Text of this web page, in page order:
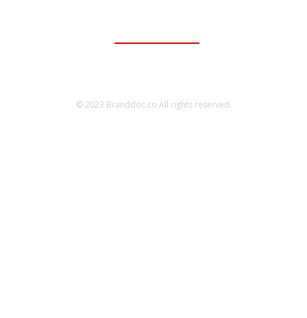
© 2023 Branddoc.co All rights reserved.